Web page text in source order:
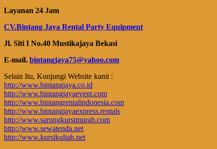
Layanan 24 Jam
CV.Bintang Jaya Rental Party Equipment
Jl. Siti I No.40 Mustikajaya Bekasi
E-mail. bintangjaya75@yahoo.com
Selain Itu, Kunjungi Website kami :
http://www.bintangjaya.co.id
http://www.bintangjayaevent.com
http://www.bintangrentalindonesia.com
http://www.bintangjayaexpress.rentals
http://www.sarungkursimurah.com
http://www.sewatenda.net
http://www.kursikuliah.net